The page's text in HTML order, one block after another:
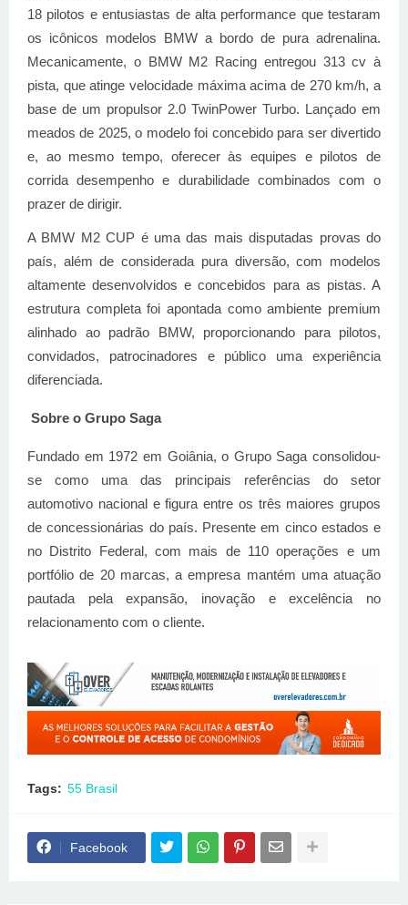
18 pilotos e entusiastas de alta performance que testaram
os icônicos modelos BMW a bordo de pura adrenalina.
Mecanicamente, o BMW M2 Racing entregou 313 cv à
pista, que atinge velocidade máxima acima de 270 km/h, a
base de um propulsor 2.0 TwinPower Turbo. Lançado em
meados de 2025, o modelo foi concebido para ser divertido
e, ao mesmo tempo, oferecer às equipes e pilotos de
corrida desempenho e durabilidade combinados com o
prazer de dirigir.
A BMW M2 CUP é uma das mais disputadas provas do
país, além de considerada pura diversão, com modelos
altamente desenvolvidos e concebidos para as pistas. A
estrutura completa foi apontada como ambiente premium
alinhado ao padrão BMW, proporcionando para pilotos,
convidados, patrocinadores e público uma experiência
diferenciada.
Sobre o Grupo Saga
Fundado em 1972 em Goiânia, o Grupo Saga consolidou-
se como uma das principais referências do setor
automotivo nacional e figura entre os três maiores grupos
de concessionárias do país. Presente em cinco estados e
no Distrito Federal, com mais de 110 operações e um
portfólio de 20 marcas, a empresa mantém uma atuação
pautada pela expansão, inovação e excelência no
relacionamento com o cliente.
Tags: 55 Brasil
Facebook